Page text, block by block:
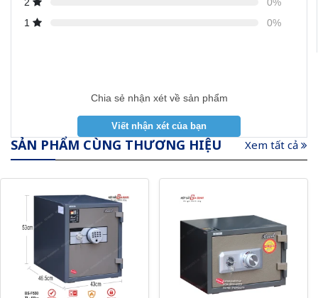
1
0%
Chia sẻ nhận xét về sản phẩm
SẢN PHẨM CÙNG THƯƠNG HIỆU Xem tất cả